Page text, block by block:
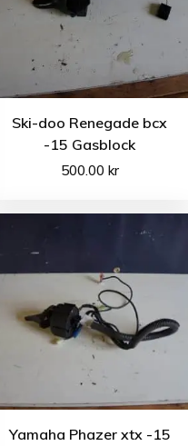
Ski-doo Renegade bcx
-15 Gasblock
500.00 kr
Yamaha Phazer xtx -15